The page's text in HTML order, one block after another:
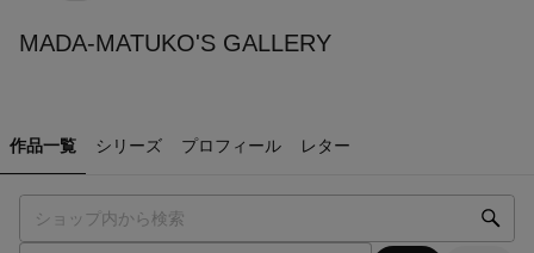
MADA-MATUKO'S GALLERY
作品一覧 シリーズ プロフィール レター